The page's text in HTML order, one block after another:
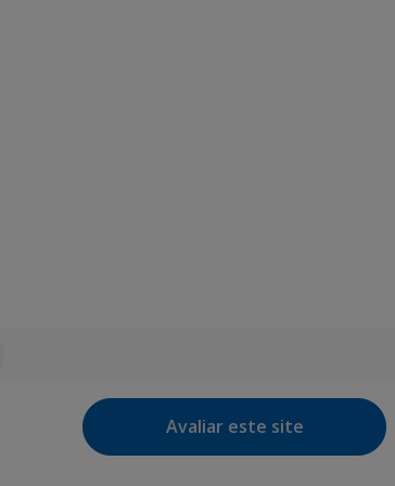
Avaliar este site